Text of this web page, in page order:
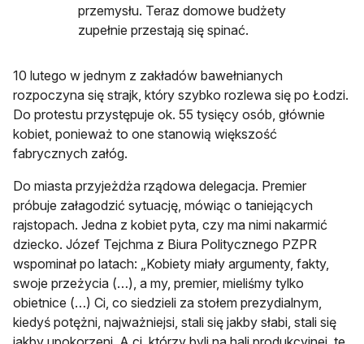
przemysłu. Teraz domowe budżety
zupełnie przestają się spinać.
10 lutego w jednym z zakładów bawełnianych
rozpoczyna się strajk, który szybko rozlewa się po Łodzi.
Do protestu przystępuje ok. 55 tysięcy osób, głównie
kobiet, ponieważ to one stanowią większość
fabrycznych załóg.
Do miasta przyjeżdża rządowa delegacja. Premier
próbuje załagodzić sytuację, mówiąc o taniejących
rajstopach. Jedna z kobiet pyta, czy ma nimi nakarmić
dziecko. Józef Tejchma z Biura Politycznego PZPR
wspominał po latach: „Kobiety miały argumenty, fakty,
swoje przeżycia (…), a my, premier, mieliśmy tylko
obietnice (…) Ci, co siedzieli za stołem prezydialnym,
kiedyś potężni, najważniejsi, stali się jakby słabi, stali się